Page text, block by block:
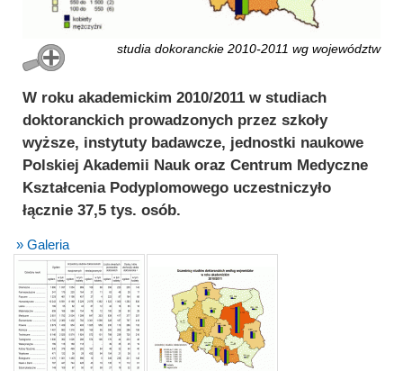
studia dokoranckie 2010-2011 wg województw
W roku akademickim 2010/2011 w studiach
doktoranckich prowadzonych przez szkoły
wyższe, instytuty badawcze, jednostki naukowe
Polskiej Akademii Nauk oraz Centrum Medyczne
Kształcenia Podyplomowego uczestniczyło
łącznie 37,5 tys. osób.
» Galeria